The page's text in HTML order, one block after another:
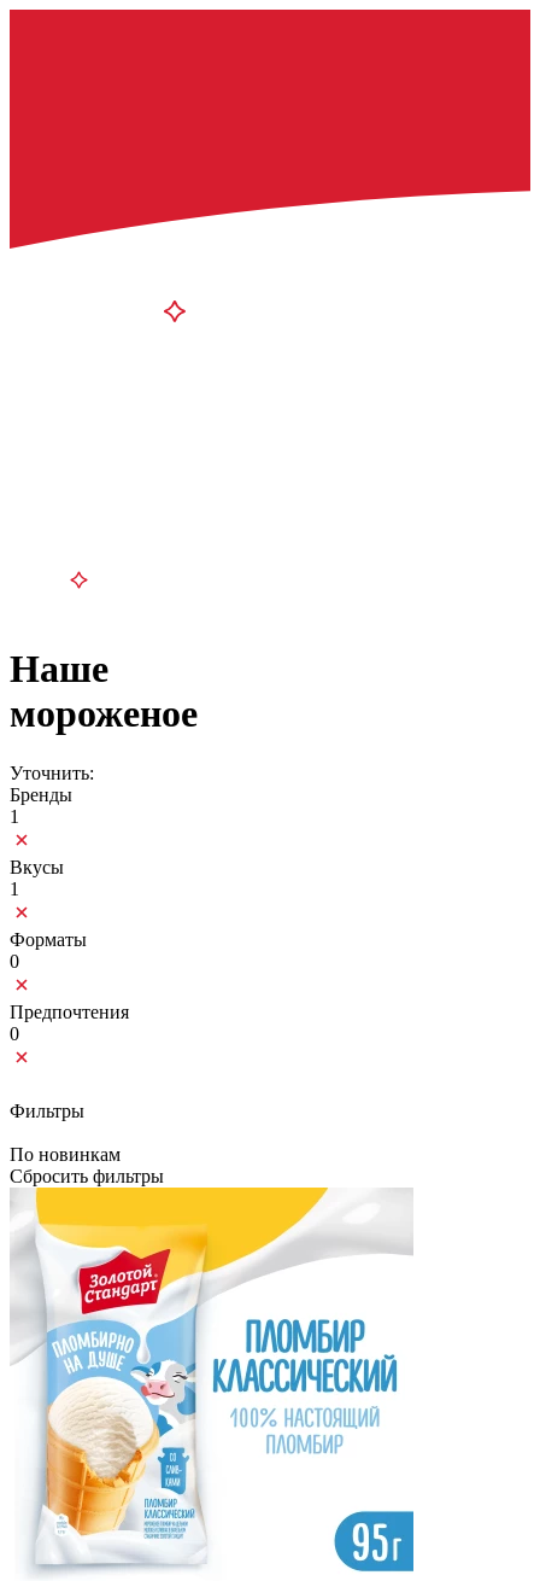
Наше
мороженое
Уточнить:
Бренды
1
Вкусы
1
Форматы
0
Предпочтения
0
Фильтры
По новинкам
Сбросить фильтры